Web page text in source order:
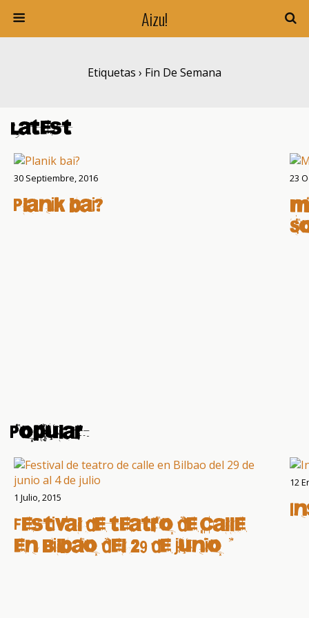
Aizu!
Etiquetas › Fin De Semana
Latest
30 Septiembre, 2016
Planik bai?
23
Popular
1 Julio, 2015
Festival de teatro de calle
en Bilbao del 29 de junio al
12